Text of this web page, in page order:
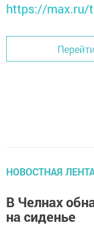
https://max.ru/
НОВОСТНАЯ
В Челнах
на сиденье